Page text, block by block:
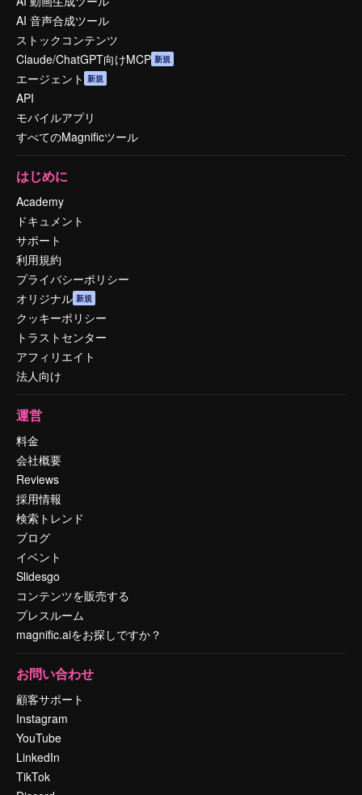
AI 音声合成ツール
ストックコンテンツ
Claude/ChatGPT向けMCP 新規
エージェント 新規
API
モバイルアプリ
すべてのMagnificツール
はじめに
Academy
ドキュメント
サポート
利用規約
プライバシーポリシー
オリジナル 新規
クッキーポリシー
トラストセンター
アフィリエイト
法人向け
運営
料金
会社概要
Reviews
採用情報
検索トレンド
ブログ
イベント
Slidesgo
コンテンツを販売する
プレスルーム
magnific.aiをお探しですか？
お問い合わせ
顧客サポート
Instagram
YouTube
LinkedIn
TikTok